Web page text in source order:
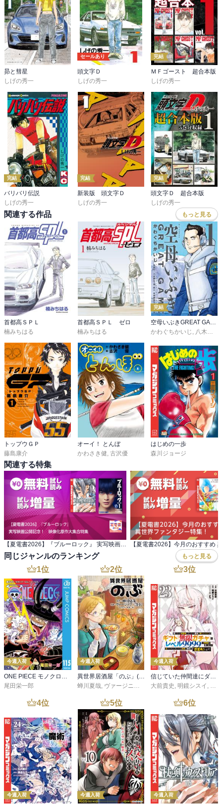
たか。がっかりだ。
昴と彗星
しげの秀一
セールあり
頭文字Ｄ
しげの秀一
完結
ＭＦゴースト 超合本版
しげの秀一
完結
バリバリ伝説
しげの秀一
完結
新装版 頭文字Ｄ
しげの秀一
完結
頭文字Ｄ 超合本版
しげの秀一
関連する作品 もっと見る
首都高ＳＰＬ
楠みちはる
首都高ＳＰＬ ゼロ
楠みちはる
完結
空母いぶきGREAT GAME
かわぐちかいじ , 八木勝大
トップウＧＰ
藤島康介
オーイ！ とんぼ
かわさき健 古沢優
はじめの一歩
森川ジョージ
関連する特集
同じジャンルのランキング もっと見る
1位
今週入荷
ONE PIECE モノクロ版 115
尾田栄一郎
2位
今週入荷
異世界居酒屋「のぶ」(22)
蝉川夏哉, ヴァージニア二等兵 ,転
3位
今週入荷
信じていた仲間達にダンジョン奥地で殺されかけたがギフト『無限ガチャ』でレベル９９９９の仲間達を手に入れて元パーティーメンバーと世界に復讐＆『ざまぁ！』します！（２３）
大前貴史 , 明鏡シスイ , ｔ
4位
今週入荷
5位
今週入荷
6位
今週入荷